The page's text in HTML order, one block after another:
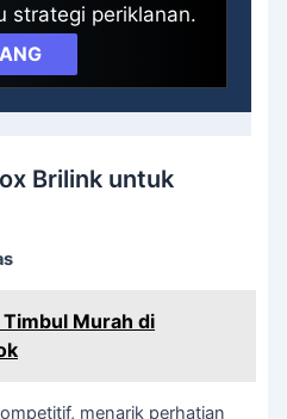
strategi periklanan.
Brilink untuk
Murah di
menarik perhatian